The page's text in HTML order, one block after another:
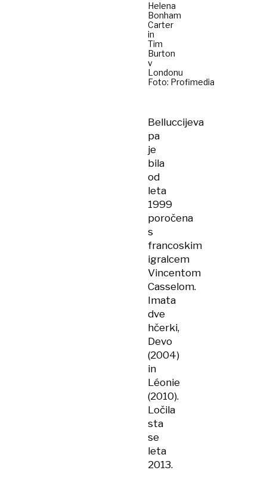
Helena
Bonham
Carter
in
Tim
Burton
v
Londonu
Foto: Profimedia
Belluccijeva
pa
je
bila
od
leta
1999
poročena
s
francoskim
igralcem
Vincentom
Casselom.
Imata
dve
hčerki,
Devo
(2004)
in
Léonie
(2010).
Ločila
sta
se
leta
2013.